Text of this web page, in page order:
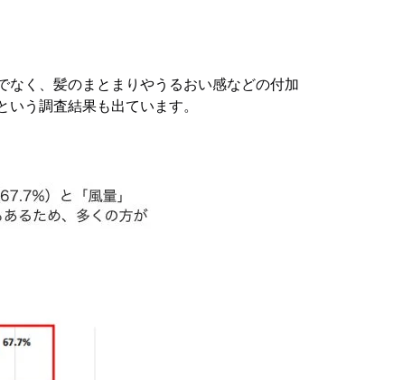
く、髪のまとまりやうるおい感などの付加
う調査結果も出ています。